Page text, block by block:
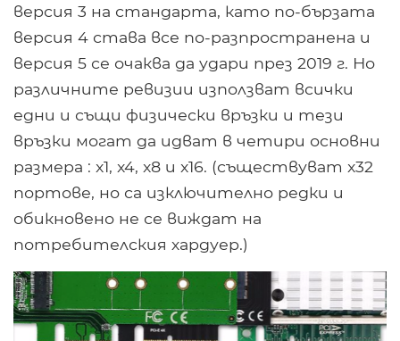
версия 3 на стандарта, като по-бързата
версия 4 става все по-разпространена и
версия 5 се очаква да удари през 2019 г. Но
различните ревизии използват всички
едни и същи физически връзки и тези
връзки могат да идват в четири основни
размера : x1, x4, x8 и x16. (съществуват x32
портове, но са изключително редки и
обикновено не се виждат на
потребителския хардуер.)